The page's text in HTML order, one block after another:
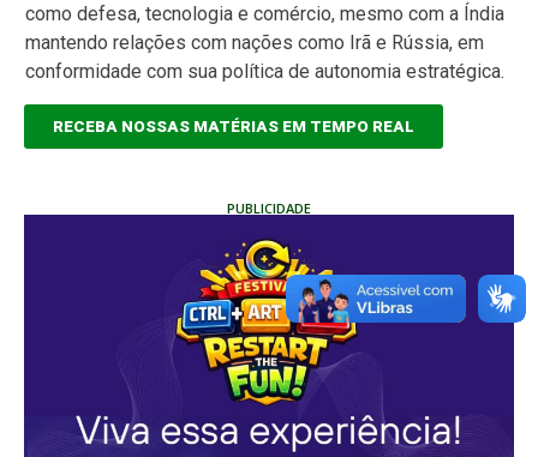
como defesa, tecnologia e comércio, mesmo com a Índia
mantendo relações com nações como Irã e Rússia, em
conformidade com sua política de autonomia estratégica.
RECEBA NOSSAS MATÉRIAS EM TEMPO REAL
PUBLICIDADE